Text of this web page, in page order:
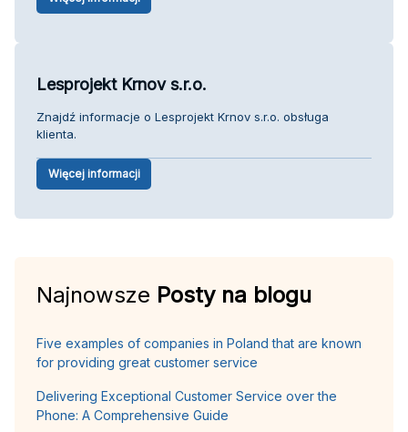
Lesprojekt Krnov s.r.o.
Znajdź informacje o Lesprojekt Krnov s.r.o. obsługa
klienta.
Więcej informacji
Najnowsze Posty na blogu
Five examples of companies in Poland that are known
for providing great customer service
Delivering Exceptional Customer Service over the
Phone: A Comprehensive Guide